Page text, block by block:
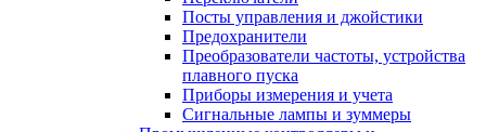
Посты управления и джойстики
Предохранители
Преобразователи частоты, устройства
плавного пуска
Приборы измерения и учета
Сигнальные лампы и зуммеры